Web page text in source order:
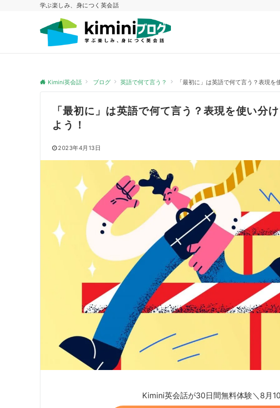
学ぶ楽しみ、身につく英会話
Kimini英会話 ブログ 英語で何て言う？ 「最初に」は英語で何て言う？表現を
「最初に」は英語で何て言う？表現を使い分
よう！
2023年4月13日
Kimini英会話が30日間無料体験＼8月